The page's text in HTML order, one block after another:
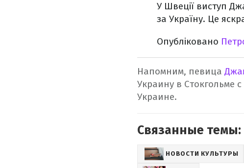
У Швеції виступ
за Україну. Це
Опубліковано
Напомним, певица
Украину в Стокгольме
Украине.
Связанные темы:
НОВОСТИ КУЛЬТУРЫ